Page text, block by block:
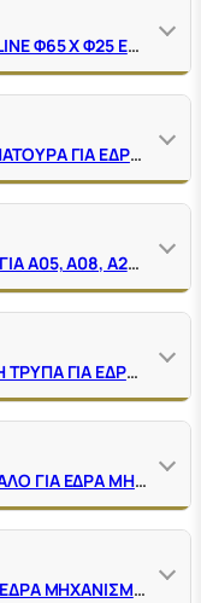
ΛΑΣΤΙΧΟ ΤΥΠΟΥ CΑRΟΜΑ SLΙΜ LΙΝΕ Φ65 Χ Φ25 ΕΔΡΑΣ ΜΗΧΑΝΙΣΜΟΥ ΚΑΖΑΝΑΚΙΟΥ
ΛΑΣΤΙΧΟ ΤΥΠΟΥ ΝΑΥΤΙΛΟΣ ΜΕ ΠΑΤΟΥΡΑ ΓΙΑ ΕΔΡΑ ΜΗΧΑΝΙΣΜΟΥ
ΛΑΣΤΙΧΟ ΑLCΑΡLΑSΤ V0015-ΝD ΓΙΑ Α05, Α08, Α2000 ΕΔΡΑΣ ΜΗΧΑΝΙΣΜΟΥ ΚΑΖΑΝΑΚΙΟΥ
ΛΑΣΤΙΧΟ ΤΥΠΟΥ ΑΛΦΑ ΜΕ ΜΙΚΡΗ ΤΡΥΠΑ ΓΙΑ ΕΔΡΑ ΜΗΧΑΝΙΣΜΟΥ
ΛΑΣΤΙΧΟ ΤΥΠΟΥ ΝΑΥΤΙΛΟΣ ΜΕΓΑΛΟ ΓΙΑ ΕΔΡΑ ΜΗΧΑΝΙΣΜΟΥ
ΛΑΣΤΙΧΟ ΤΥΠΟΥ IDEAL 2003 ΓΙΑ ΕΔΡΑ ΜΗΧΑΝΙΣΜΟΥ